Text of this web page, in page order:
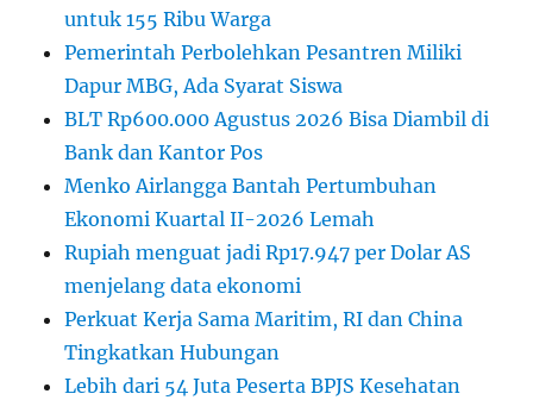
untuk 155 Ribu Warga
Pemerintah Perbolehkan Pesantren Miliki
Dapur MBG, Ada Syarat Siswa
BLT Rp600.000 Agustus 2026 Bisa Diambil di
Bank dan Kantor Pos
Menko Airlangga Bantah Pertumbuhan
Ekonomi Kuartal II-2026 Lemah
Rupiah menguat jadi Rp17.947 per Dolar AS
menjelang data ekonomi
Perkuat Kerja Sama Maritim, RI dan China
Tingkatkan Hubungan
Lebih dari 54 Juta Peserta BPJS Kesehatan